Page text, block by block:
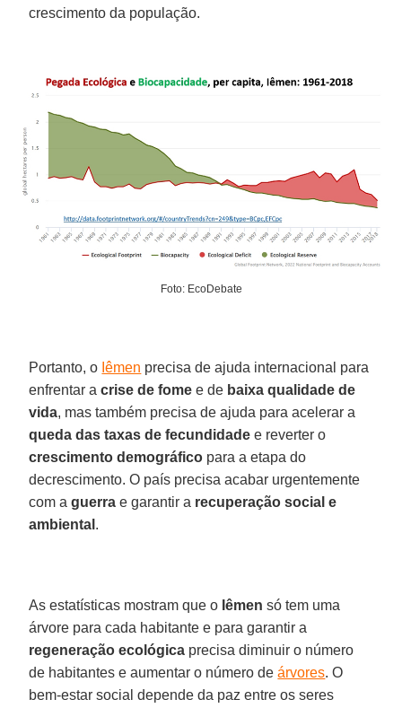
crescimento da população.
Foto: EcoDebate
Portanto, o Iêmen precisa de ajuda internacional para
enfrentar acrise de fome e de baixa qualidade de
vida, mas também precisa de ajuda para acelerar a
queda das taxas de fecundidade e reverter o
crescimento demográfico para a etapa do
decrescimento. O país precisa acabar urgentemente
com aguerra e garantir a recuperação social e
ambiental .
As estatísticas mostram que o Iêmen só tem uma
árvore para cada habitante e para garantir a
regeneração ecológica precisa diminuir o número
de habitantes e aumentar o número deárvores. O
bem-estar social depende da paz entre os seres